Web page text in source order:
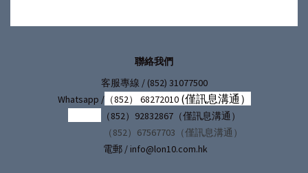
聯絡我們
客服專線 / (852) 31077500
Whatsapp /（852） 68272010 (僅訊息溝通）
（852）92832867（僅訊息溝通）
（852）67567703（僅訊息溝通）
電郵 / info@lon10.com.hk